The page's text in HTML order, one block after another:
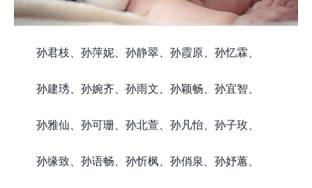
孙君枝、孙萍妮、孙静翠、孙霞原、孙忆霖、
孙建琇、孙婉齐、孙雨文、孙颖畅、孙宜智、
孙雅仙、孙可珊、孙北萱、孙凡怡、孙子玫、
孙缘致、孙语畅、孙忻枫、孙俏泉、孙妤蕙、